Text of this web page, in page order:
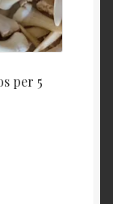
per 5